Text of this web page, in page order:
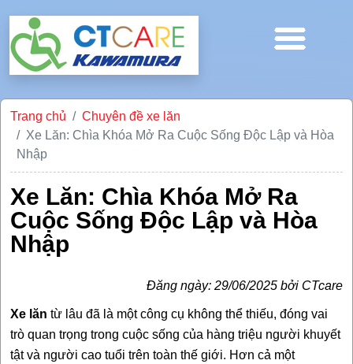
Trang chủ
Chuyên đề xe lăn
Xe Lăn: Chìa Khóa Mở Ra Cuộc Sống Độc Lập và Hòa
Nhập
Xe Lăn: Chìa Khóa Mở Ra
Cuộc Sống Độc Lập và Hòa
Nhập
Đăng ngày: 29/06/2025 bởi CTcare
Xe lăn từ lâu đã là một công cụ không thể thiếu, đóng vai
trò quan trọng trong cuộc sống của hàng triệu người khuyết
tật và người cao tuổi trên toàn thế giới. Hơn cả một